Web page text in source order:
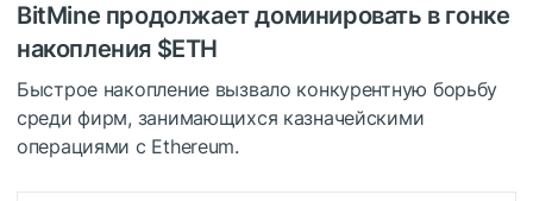
BitMine продолжает доминировать в гонке
накопления $ETH
Быстрое накопление вызвало конкурентную борьбу
среди фирм, занимающихся казначейскими
операциями с Ethereum.